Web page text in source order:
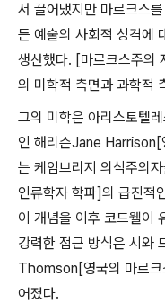
서 끌어냈지만 마르크스
든 예술의 사회적 성격에
생산했다. [마르크스주의
의 미학적 측면과 과학적
그의 미학은 아리스토텔
인 해리슨Jane Harrison[
는 케임브리지 의식주의
인류학자 학파]의 급진적
이 개념을 이후 코드웰이
강력한 접근 방식은 시와
Thomson[영국의 마르
어졌다.